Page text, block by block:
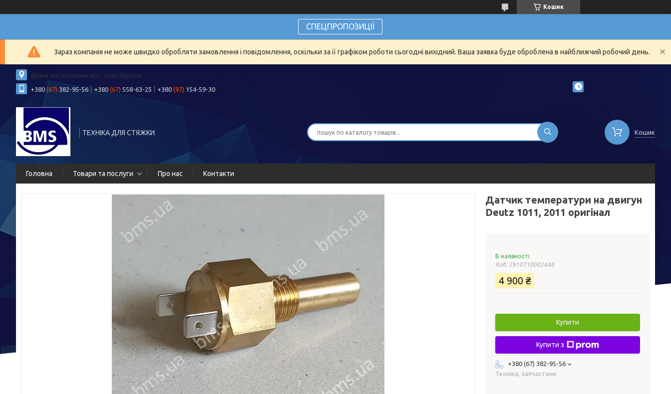
Кошик
СПЕЦПРОПОЗИЦІЇ
Зараз компанія не може швидко обробляти замовлення і повідомлення, оскільки за її графіком роботи сьогодні вихідний. Ваша заявка буде оброблена в найближчий робочий день.
Вільні та Незламні вул., Київ, Україна
+380 (67) 382-95-56 +380 (67) 558-63-25 +380 (97) 154-59-30
ТЕХНІКА ДЛЯ СТЯЖКИ Кошик
Головна Товари та послуги Про нас Контакти
Датчик температури на двигун
Deutz 1011, 2011 оригінал
В наявності
Код: 2910710002448
4 900 ₴
Купити
Купити з
+380 (67) 382-95-56
Техніка, запчастини